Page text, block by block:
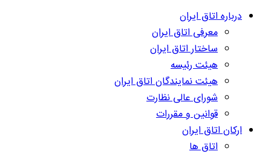
درباره اتاق ایران
معرفی اتاق ایران
ساختار اتاق ایران
هیئت رئیسه
هیئت نمایندگان اتاق ایران
شورای عالی نظارت
قوانین و مقررات
ارکان اتاق ایران
اتاق ها